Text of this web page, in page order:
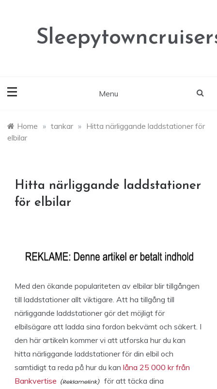
Menu
Home » tankar » Hitta närliggande laddstationer för
elbilar
Hitta närliggande laddstationer
för elbilar
Med den ökande populariteten av elbilar blir tillgången
till laddstationer allt viktigare. Att ha tillgång till
närliggande laddstationer gör det möjligt för
elbilsägare att ladda sina fordon bekvämt och säkert. I
den här artikeln kommer vi att utforska hur du kan
hitta närliggande laddstationer för din elbil och
samtidigt ta reda på hur du kan låna 25 000 kr från
Bankvertise
för att täcka dina